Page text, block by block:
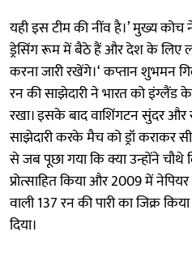
यही इस टीम की नींव है।’ मुख्य
ड्रेसिंग रूम में बैठे हैं और देश के लिए
करना जारी रखेंगे।‘ कप्तान शुभमन
रन की साझेदारी ने भारत को
रखा। इसके बाद वाशिंगटन सुंदर और
साझेदारी करके मैच को ड्रॉ कराकर
से जब पूछा गया कि क्या उन्होंने चौथे
प्रोत्साहित किया और 2009 में
वाली 137 रन की पारी का जिक्र
दिया।